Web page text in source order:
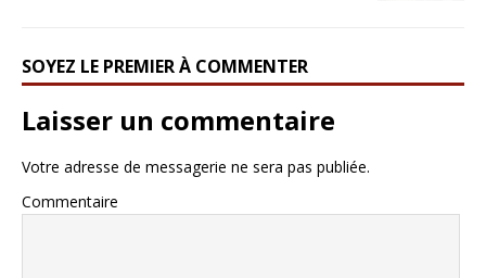
SOYEZ LE PREMIER À COMMENTER
Laisser un commentaire
Votre adresse de messagerie ne sera pas publiée.
Commentaire